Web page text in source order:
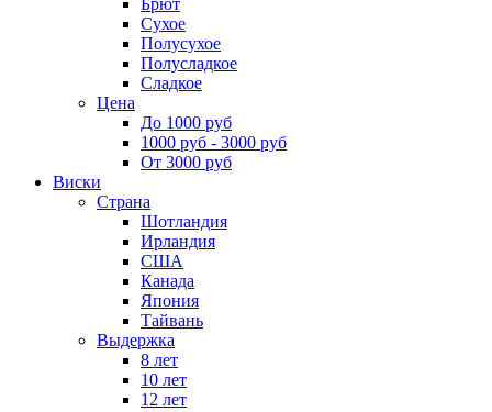
Сухое
Полусухое
Полусладкое
Сладкое
Цена
До 1000 руб
1000 руб - 3000 руб
От 3000 руб
Виски
Страна
Шотландия
Ирландия
США
Канада
Япония
Тайвань
Выдержка
8 лет
10 лет
12 лет